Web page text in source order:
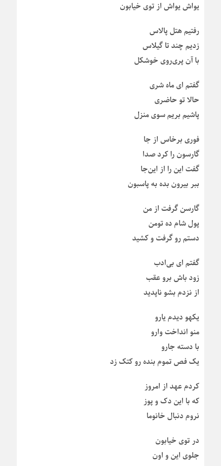
یواش یواش از توی خیابون
رفتیم هتل پالاس
زدیم چند تا گیلاس
با آن پری‌روی خوشکل
گفتم‌ ای ماه شری
حالا تو حاضری
پاشیم بریم سوی منزل
فوری برخاس از جا
گارسون را کرد صدا
گفت این را از این‌جا
ببر بیرون بده به پاسبون
گارسن گرفت از من
پول شام ده تومن
دستم رو گرفت و کشید
گفتم‌ ای بی‌ادب
زود باش برو عقب
از نزدم بشو ناپدید
یکهو دیدم یارو
منو انداخت وارو
با دسته جارو
یک فص تموم بنده رو کتک زد
کردم عهد از امروز
که با این دک و پوز
نروم دنبال خانوما
در توی خیابون
جلوی این و اون